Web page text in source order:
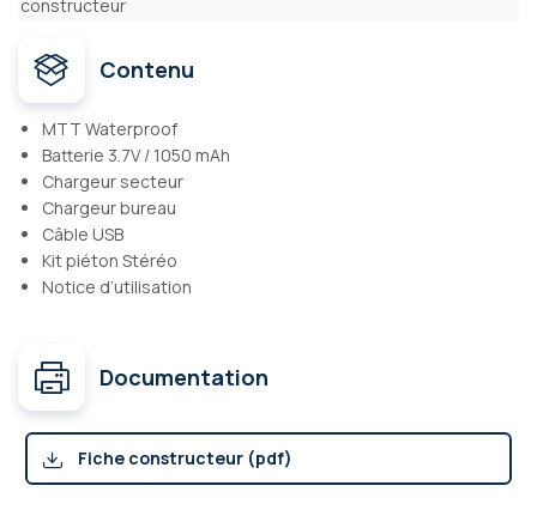
constructeur
Contenu
MTT Waterproof
Batterie 3.7V / 1050 mAh
Chargeur secteur
Chargeur bureau
Câble USB
Kit piéton Stéréo
Notice d’utilisation
Documentation
Fiche constructeur (pdf)